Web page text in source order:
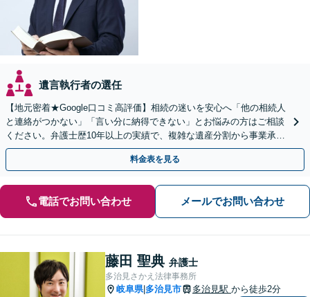
遺言執行者の選任
【地元密着★Google口コミ高評価】相続の迷いを安心へ「他の相続人
と連絡がつかない」「言い分に納得できない」とお悩みの方はご相談
ください。弁護士歴10年以上の実績で、複雑な遺産分割から事業承継
まで幅広く対応【休日・夜間相談可｜駐車場あり】
料金表を見る
電話でお問い合わせ メールでお問い合わせ
藤田 聖典 弁護士
多治見さかえ法律事務所
岐阜県| 多治見市 多治見駅 から徒歩2分